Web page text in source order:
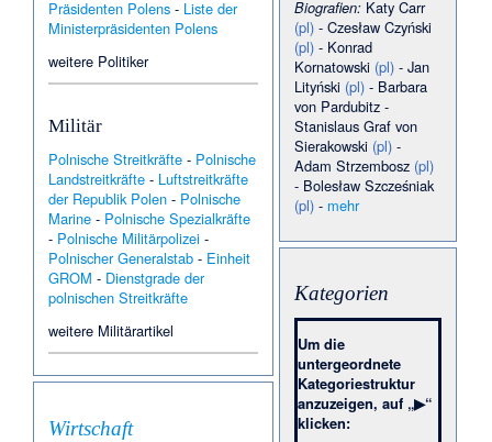
Präsidenten Polens - Liste der
Ministerpräsidenten Polens
weitere Politiker
Militär
Polnische Streitkräfte - Polnische
Landstreitkräfte - Luftstreitkräfte
der Republik Polen - Polnische
Marine - Polnische Spezialkräfte
- Polnische Militärpolizei -
Polnischer Generalstab - Einheit
GROM - Dienstgrade der
polnischen Streitkräfte
weitere Militärartikel
Wirtschaft
(Braniewo)·Schloss
Eichberg (Niederschlesien)
Simona Szarková
Mieszkowski
· Telewizja
Republika·Tomasz
Sakiewicz ·Uważam Rze·
Wikielec (Braniewo)
Kossakówka·Kwiecewo
Anna Guzowska·Anna
Rostkowska
Działy
(Braniewo)·Ewa
Juszkiewicz· Garbina
(Braniewo)·
Hans Hausladen·Jacek
Siegfried Rudolph von
Wagner und Wagenhoff
03.01. Biała Góra (Braniewo)
·Dobropole Pyrzyckie
Elżbieta Barszczewska
József Debreczeni·Lisa
Barbelin·Magdalena
Samozwaniec·Robert
Fedek·Ryszard Bartosz
Biografien: Katy Carr
(pl) -Czesław Czyński
(pl) - Konrad
Kornatowski (pl) -Jan
Lityński (pl) - Barbara
von Pardubitz -
Stanislaus Graf von
Sierakowski (pl) -
Adam Strzembosz (pl)
- Bolesław Szcześniak
(pl) - mehr
Kategorien
Um die
untergeordnete
Kategoriestruktur
anzuzeigen, auf „▶“
klicken: